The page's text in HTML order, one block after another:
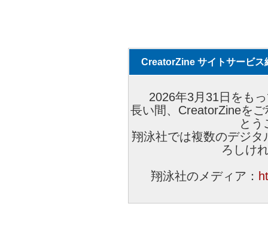
CreatorZine サイトサービス
2026年3月31日をも
長い間、CreatorZineを
とう
翔泳社では複数のデジ
ろしけ
翔泳社のメディア：